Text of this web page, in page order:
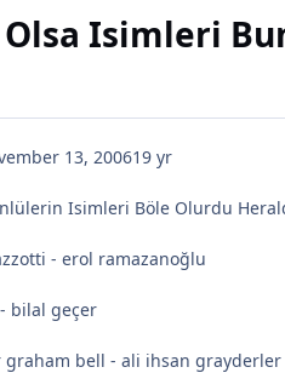
Olsa Isimleri
13, 200619 yr
Isimleri Böle Olurdu
- erol ramazanoğlu
bilal geçer
graham bell - ali ihsan grayderler